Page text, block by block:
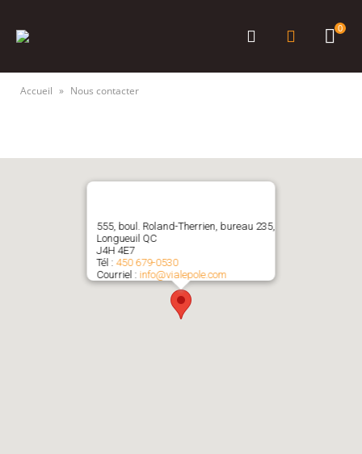
0
Accueil » Nous contacter
555, boul. Roland-Therrien, bureau 235,
Longueuil QC
J4H 4E7
Tél :450 679-0530
Courriel : info@vialepole.com